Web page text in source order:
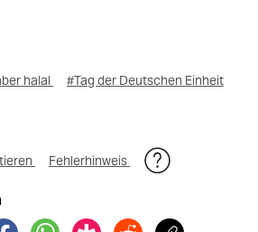
halal
#Tag der Deutschen Einheit
Fehlerhinweis